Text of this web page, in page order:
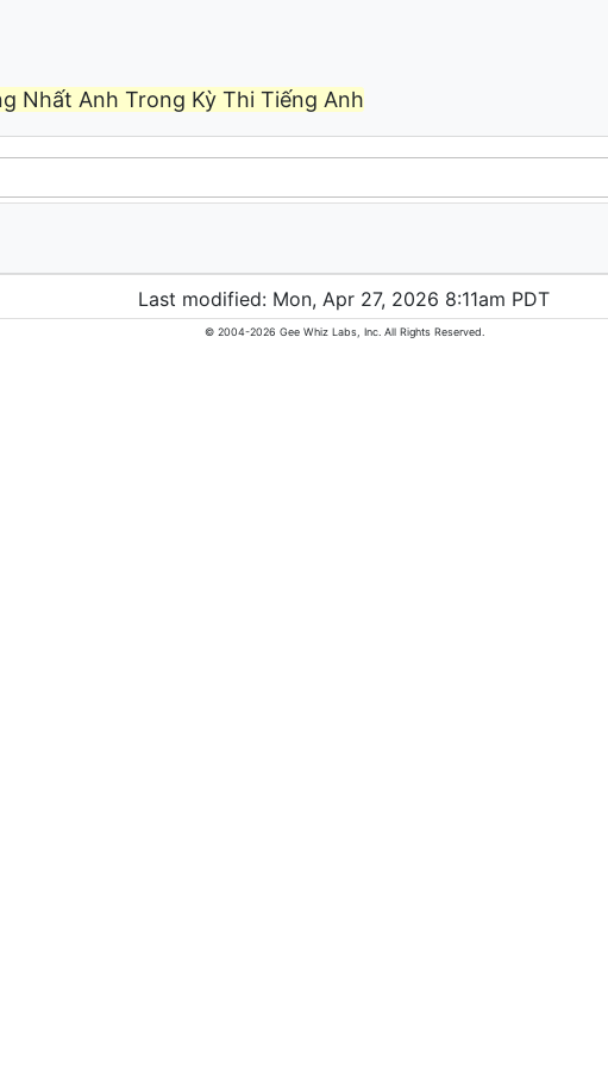
Nhất Anh Trong Kỳ Thi Tiếng Anh
Last modified: Mon, Apr 27, 2026 8:11am PDT
© 2004-2026 Gee Whiz Labs, Inc. All Rights Reserved.